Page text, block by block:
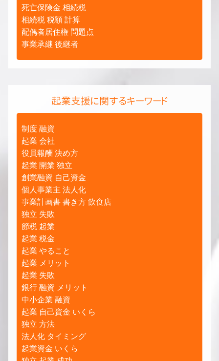
死亡保険金 相続税
相続税 税額 計算
配偶者居住権 問題点
事業承継 後継者
起業支援に関するキーワード
制度 融資
起業 会社
役員報酬 決め方
起業 開業 独立
創業融資 自己資金
個人事業主 法人化
事業計画書 書き方 飲食店
独立 失敗
節税 起業
起業 税金
起業 やること
起業 メリット
起業 失敗
銀行 融資 メリット
中小企業 融資
起業 自己資金 いくら
独立 方法
法人化 タイミング
起業資金 いくら